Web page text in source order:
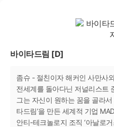
바이타드림 [D]
좀슈 - 절친이자 해커인 사만사
전세계를 돌아다닌 저널리스트
그는 자신이 원하는 꿈을 골라
타드림’을 만든 세계적 기업
안티-테크놀로지 조직 ‘아날로